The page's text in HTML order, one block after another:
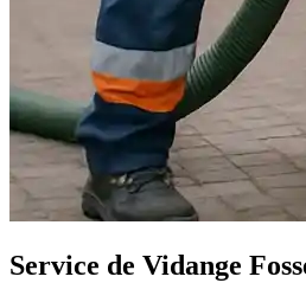
Service de Vidange